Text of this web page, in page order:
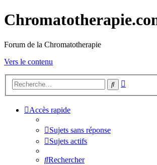
Forum de la Chromatotherapie
Vers le contenu
Rechercher
Accès rapide
Sujets sans réponse
Sujets actifs
Rechercher